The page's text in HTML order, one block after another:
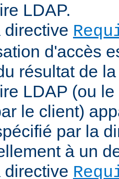
LDAP.
directive
d'accès
résultat de
LDAP (ou
le client)
par la
à un
directive